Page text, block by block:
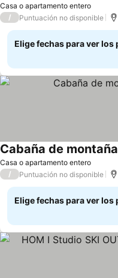
Casa o apartamento entero
/ Puntuación no disponible
Elige fechas para ver los
Casa o apartamento entero
Cabaña de
/ Puntuación no disponible
Elige fechas para ver los